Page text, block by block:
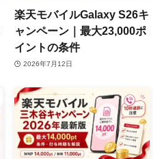
楽天モバイルGalaxy S26キ
ャンペーン｜最大23,000ポ
イントの条件
2026年7月12日